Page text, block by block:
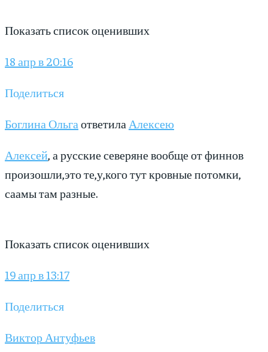
Показать список оценивших
18 апр в 20:16
Поделиться
Боглина Ольга ответила Алексею
Алексей, а русские северяне вообще от финнов
произошли,это те,у,кого тут кровные потомки,
саамы там разные.
Показать список оценивших
19 апр в 13:17
Поделиться
Виктор Антуфьев